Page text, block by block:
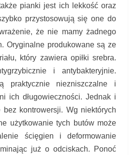
pianki jest ich lekkość oraz
przystosowują się one do
że nie mamy żadnego
Oryginalne produkowane są ze
który zawiera opiłki srebra.
i antybakteryjnie.
praktycznie niezniszczalne i
ich długowieczności. Jednak i
bez kontrowersji. Wg niektórych
użytkowanie tych butów może
ścięgien i deformowanie
już o odciskach. Ponoć